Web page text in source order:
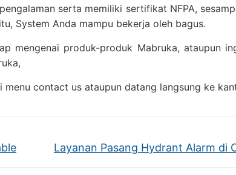
serta memiliki sertifikat NFPA,
System Anda mampu bekerja oleh bagus.
mengenai produk-produk Mabruka, ataupun
contact us ataupun datang langsung ke
Layanan Pasang Hydrant Alarm di